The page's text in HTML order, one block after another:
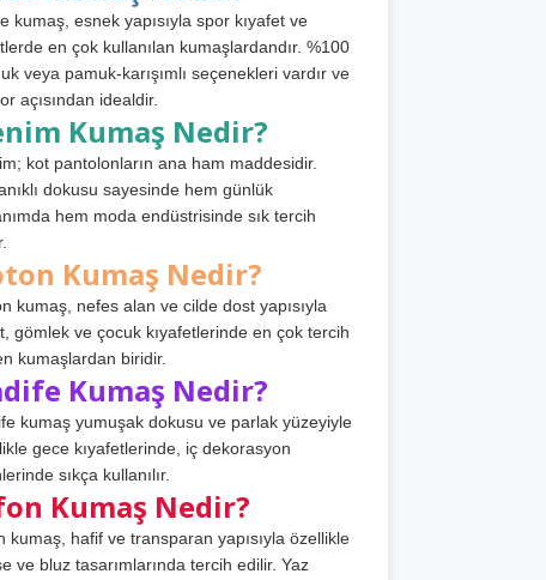
kumaş, esnek yapısıyla spor kıyafet ve
en çok kullanılan kumaşlardandır. %100
veya pamuk-karışımlı seçenekleri vardır ve
açısından idealdir.
Kumaş Nedir?
kot pantolonların ana ham maddesidir.
dokusu sayesinde hem günlük
hem moda endüstrisinde sık tercih
Kumaş Nedir?
kumaş, nefes alan ve cilde dost yapısıyla
gömlek ve çocuk kıyafetlerinde en çok tercih
kumaşlardan biridir.
Kumaş Nedir?
kumaş yumuşak dokusu ve parlak yüzeyiyle
gece kıyafetlerinde, iç dekorasyon
sıkça kullanılır.
Kumaş Nedir?
kumaş, hafif ve transparan yapısıyla özellikle
ve bluz tasarımlarında tercih edilir. Yaz